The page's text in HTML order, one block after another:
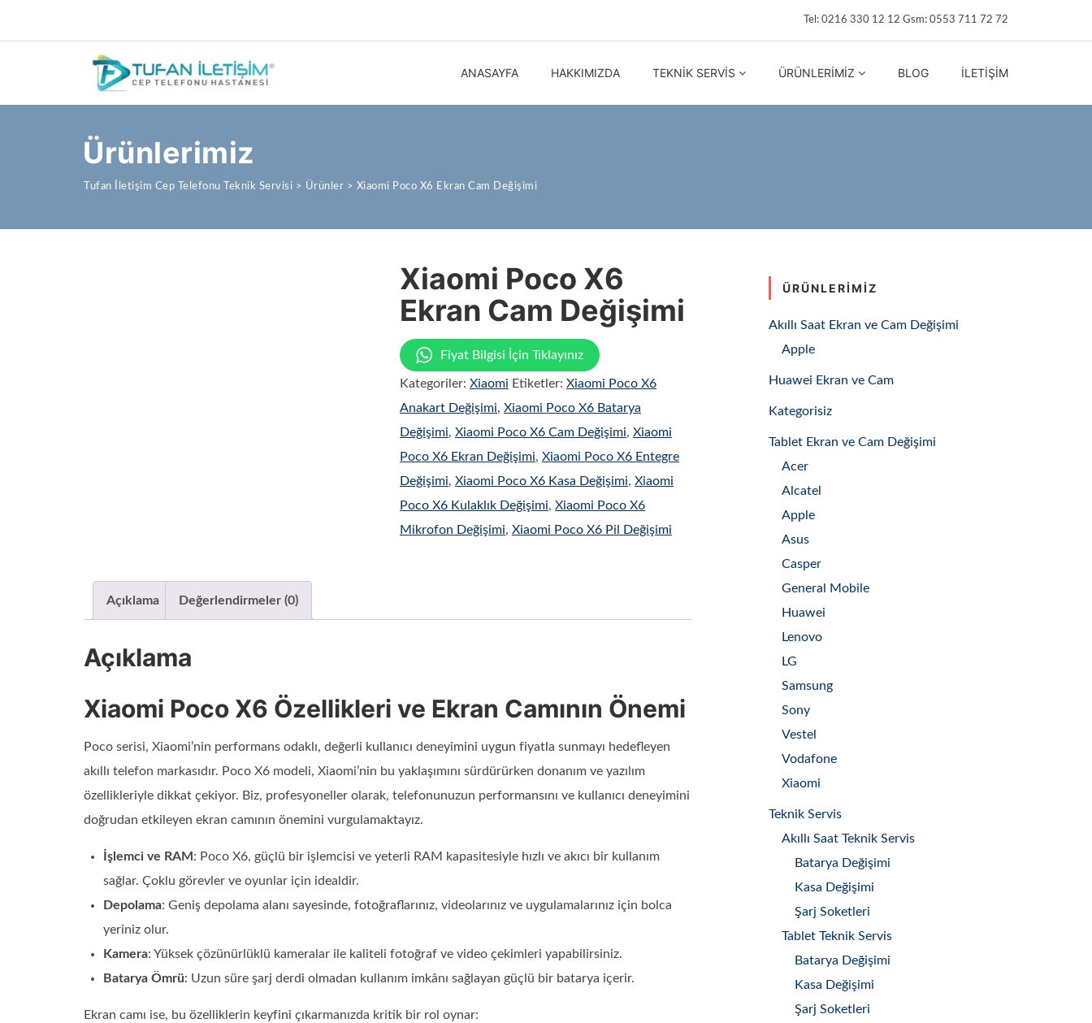
Tel: 0216 330 12 12 Gsm: 0553 711 72 72
ANASAYFA HAKKIMIZDA TEKNIK SERVIS ÜRÜNLERIMIZ BLOG İLETIŞIM
Ürünlerimiz
Tufan İletişim Cep Telefonu Teknik Servisi > Ürünler > Xiaomi Poco X6 Ekran Cam Değişimi
Xiaomi Poco X6
Ekran Cam Değişimi
Fiyat Bilgisi İçin Tıklayınız
Kategoriler: Xiaomi Etiketler: Xiaomi Poco X6
Anakart Değişimi, Xiaomi Poco X6 Batarya
Değişimi, Xiaomi Poco X6 Cam Değişimi, Xiaomi
Poco X6 Ekran Değişimi, Xiaomi Poco X6 Entegre
Değişimi, Xiaomi Poco X6 Kasa Değişimi, Xiaomi
Poco X6 Kulaklık Değişimi, Xiaomi Poco X6
Mikrofon Değişimi, Xiaomi Poco X6 Pil Değişimi
Açıklama Değerlendirmeler (0)
Açıklama
Xiaomi Poco X6 Özellikleri ve Ekran Camının Önemi
Poco serisi, Xiaomi’nin performans odaklı, değerli kullanıcı deneyimini uygun fiyatla sunmayı hedefleyen
akıllı telefon markasıdır. Poco X6 modeli, Xiaomi’nin bu yaklaşımını sürdürürken donanım ve yazılım
özellikleriyle dikkat çekiyor. Biz, profesyoneller olarak, telefonunuzun performansını ve kullanıcı deneyimini
doğrudan etkileyen ekran camının önemini vurgulamaktayız.
İşlemci ve RAM : Poco X6, güçlü bir işlemcisi ve yeterli RAM kapasitesiyle hızlı ve akıcı bir kullanım
sağlar. Çoklu görevler ve oyunlar için idealdir.
Depolama: Geniş depolama alanı sayesinde, fotoğraflarınız, videolarınız ve uygulamalarınız için bolca
yeriniz olur.
Kamera: Yüksek çözünürlüklü kameralar ile kaliteli fotoğraf ve video çekimleri yapabilirsiniz.
Batarya Ömrü: Uzun süre şarj derdi olmadan kullanım imkânı sağlayan güçlü bir batarya içerir.
Ekran camı ise, bu özelliklerin keyfini çıkarmanızda kritik bir rol oynar:
ÜRÜNLERIMIZ
Akıllı Saat Ekran ve Cam Değişimi
Apple
Huawei Ekran ve Cam
Kategorisiz
Tablet Ekran ve Cam Değişimi
Acer
Alcatel
Apple
Asus
Casper
General Mobile
Huawei
Lenovo
LG
Samsung
Sony
Vestel
Vodafone
Xiaomi
Teknik Servis
Akıllı Saat Teknik Servis
Batarya Değişimi
Kasa Değişimi
Şarj Soketleri
Tablet Teknik Servis
Batarya Değişimi
Kasa Değişimi
Şarj Soketleri